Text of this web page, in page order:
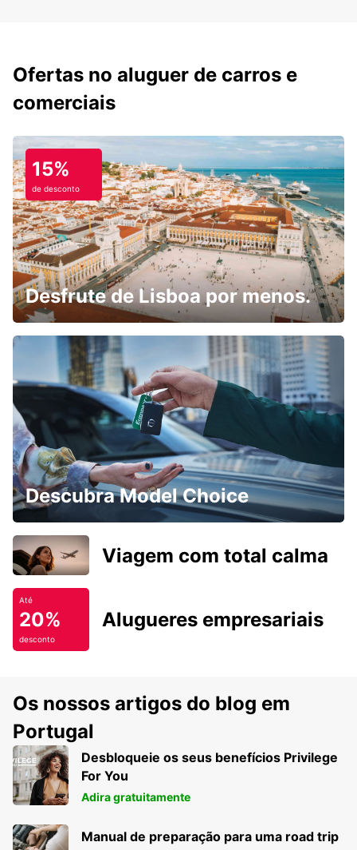
Ofertas no aluguer de carros e
comerciais
15%
de desconto
Desfrute de Lisboa por menos.
Descubra Model Choice
Viagem com total calma
Até
20%
desconto
Alugueres empresariais
Os nossos artigos do blog em
Portugal
Desbloqueie os seus benefícios Privilege
For You
Adira gratuitamente
Manual de preparação para uma road trip